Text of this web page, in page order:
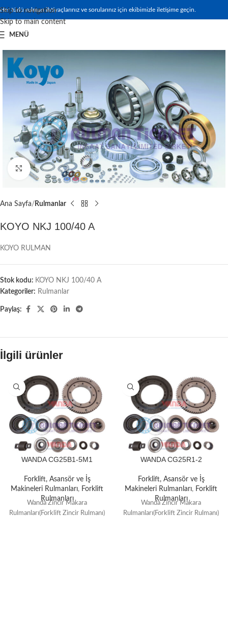
Skip to navigation
Skip to main content
Her türlü rulman ihtiyaçlarınız ve sorularınız için ekibimizle iletişime geçin.
MENÜ
Büyütmek için tıklayın
Ana Sayfa Rulmanlar
KOYO NKJ 100/40 A
KOYO RULMAN
Stok kodu: KOYO NKJ 100/40 A
Kategoriler: Rulmanlar
Paylaş:
İlgili ürünler
WANDA CG25B1-5M1
Forklift, Asansör ve İş
Makineleri Rulmanları, Forklift
Rulmanları
Wanda Zincir Makara
Rulmanları(Forklift Zincir Rulmanı)
WANDA CG25R1-2
Forklift, Asansör ve İş
Makineleri Rulmanları, Forklift
Rulmanları
Wanda Zincir Makara
Rulmanları(Forklift Zincir Rulmanı)